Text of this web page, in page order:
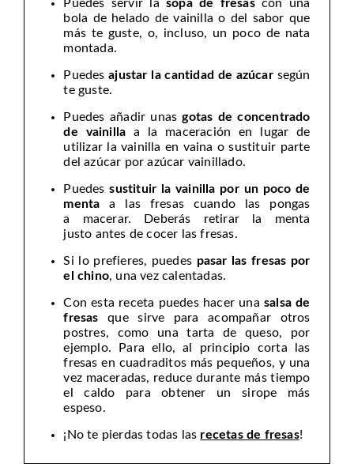
Puedes servir la sopa de fresascon una
bola de helado de vainilla o del sabor que
más te guste, o, incluso, un poco de nata
montada.
Puedesajustar la cantidad de azúcarsegún
te guste.
Puedes añadir unasgotas de concentrado
de vainilla a la maceración en lugar de
utilizar la vainilla en vaina o sustituir parte
del azúcar por azúcar vainillado.
Puedessustituir la vainilla por un poco de
menta a las fresas cuando las pongas
a macerar. Deberás retirar la menta
justo antes de cocer las fresas.
Si lo prefieres, puedes pasar las fresas por
el chino, una vez calentadas.
Con esta receta puedes hacer una salsa de
fresas que sirve para acompañar otros
postres, como una tarta de queso, por
ejemplo. Para ello, al principio corta las
fresas en cuadraditos más pequeños, y una
vez maceradas, reduce durante más tiempo
el caldo para obtener un sirope más
espeso.
¡No te pierdas todas las recetas de fresas!